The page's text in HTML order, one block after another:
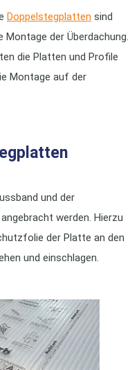
Doppelstegplatten sind
der Überdachung.
die Platten und Profile
Montage auf der
und der
werden. Hierzu
der Platte an den
und einschlagen.